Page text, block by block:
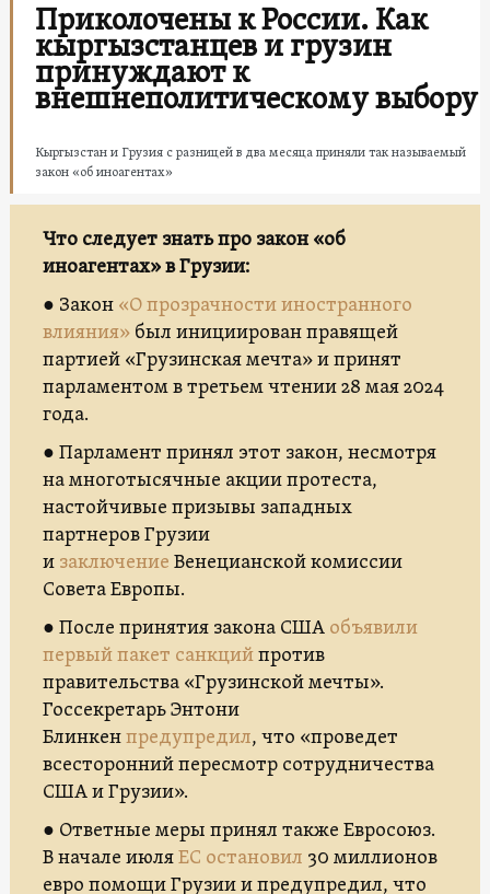
Приколочены к России. Как
кыргызстанцев и грузин
принуждают к
внешнеполитическому выбору
Кыргызстан и Грузия с разницей в два месяца приняли так называемый
закон «об иноагентах»
Что следует знать про закон «об
иноагентах» в Грузии:
● Закон «О прозрачности иностранного
влияния»был инициирован правящей
партией «Грузинская мечта» и принят
парламентом в третьем чтении 28 мая 2024
года.
● Парламент принял этот закон, несмотря
на многотысячные акции протеста,
настойчивые призывы западных
партнеров Грузии
и заключение Венецианской комиссии
Совета Европы.
● После принятия закона США объявили
первый пакет санкцийпротив
правительства «Грузинской мечты».
Госсекретарь Энтони
Блинкенпредупредил, что «проведет
всесторонний пересмотр сотрудничества
США и Грузии».
● Ответные меры принял также Евросоюз.
В начале июляЕС остановил 30 миллионов
евро помощи Грузии и предупредил, что